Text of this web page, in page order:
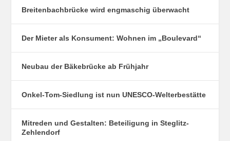
Breitenbachbrücke wird engmaschig überwacht
Der Mieter als Konsument: Wohnen im „Boulevard“
Neubau der Bäkebrücke ab Frühjahr
Onkel-Tom-Siedlung ist nun UNESCO-Welterbestätte
Mitreden und Gestalten: Beteiligung in Steglitz-
Zehlendorf